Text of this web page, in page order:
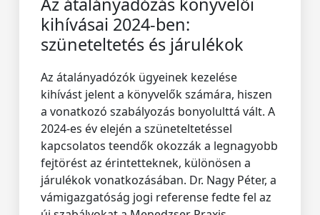
kihívásai 2024-ben:
szüneteltetés és járulékok
Az átalányadózók ügyeinek kezelése
kihívást jelent a könyvelők számára, hiszen
a vonatkozó szabályozás bonyolulttá vált. A
2024-es év elején a szüneteltetéssel
kapcsolatos teendők okozzák a legnagyobb
fejtörést az érintetteknek, különösen a
járulékok vonatkozásában. Dr. Nagy Péter, a
vámigazgatóság jogi referense fedte fel az